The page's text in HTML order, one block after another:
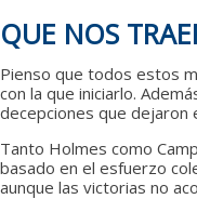
QUE NOS
Pienso que todos estos
con la que iniciarlo.
decepciones que dejaron
Tanto Holmes como
basado en el esfuerzo
aunque las victorias no